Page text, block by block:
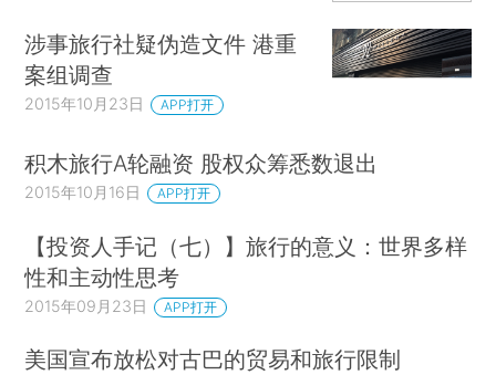
涉事旅行社疑伪造文件 港重
案组调查
2015年10月23日 APP打开
积木旅行A轮融资 股权众筹悉数退出
2015年10月16日 APP打开
【投资人手记（七）】旅行的意义：世界多样
性和主动性思考
2015年09月23日 APP打开
美国宣布放松对古巴的贸易和旅行限制